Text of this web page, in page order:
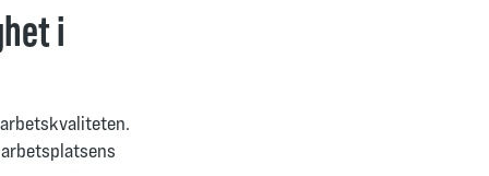
i